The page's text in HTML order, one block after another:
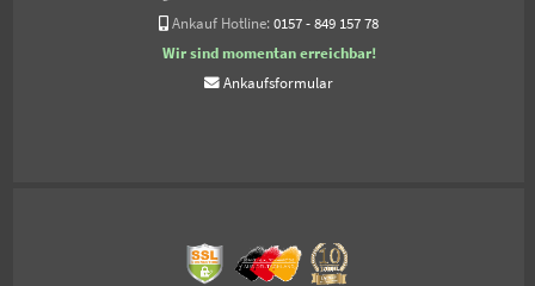
Ankauf Hotline: 0157 - 849 157 78
Wir sind momentan erreichbar!
Ankaufsformular